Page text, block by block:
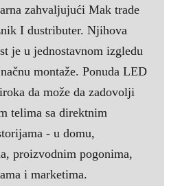
zahvaljujući Mak trade
I dustributer. Njihova
je u jednostavnom izgledu
montaže. Ponuda LED
da može da zadovolji
telima sa direktnim
- u domu,
proizvodnim pogonima,
i marketima.